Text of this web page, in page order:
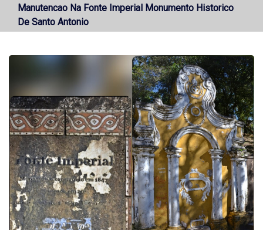
Manutencao Na Fonte Imperial Monumento Historico
De Santo Antonio